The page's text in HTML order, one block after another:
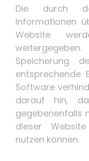
Die durch
Informationen
Website
Speicherung
entsprechende
Software
darauf hin,
gegebenenfalls
dieser
nutzen können.